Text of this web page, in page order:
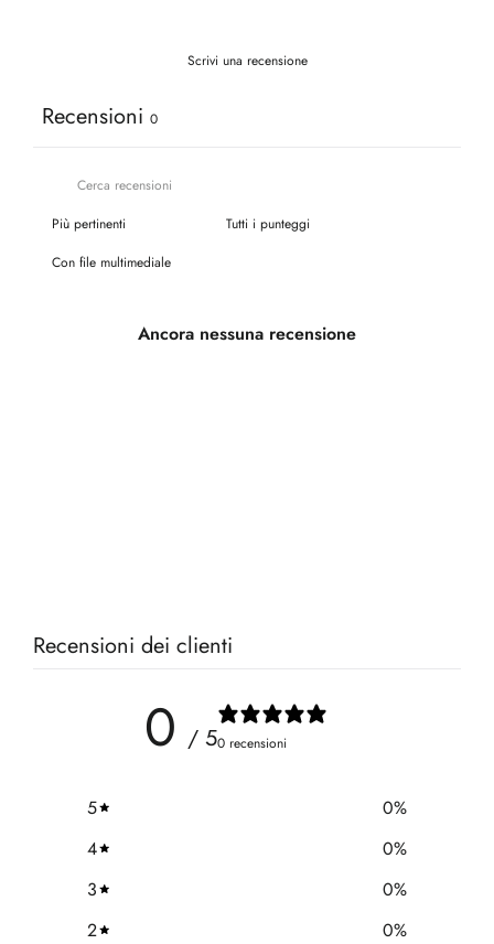
Scrivi una recensione
Recensioni 0
Con file multimediale
Ancora nessuna recensione
Recensioni dei clienti
0 / 50 recensioni
5 0%
4
0%
3
0%
2
0%